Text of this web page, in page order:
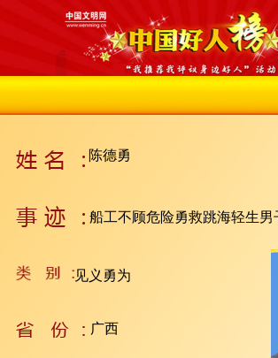
陈德勇
船工不顾危险勇救跳海轻生男
见义勇为
广西